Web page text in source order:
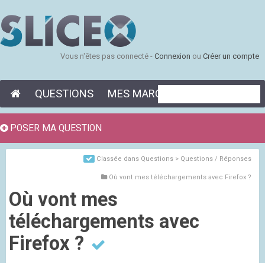
Vous n'êtes pas connecté - Connexion ou Créer un compte
QUESTIONS MES MARQUE-PAGES
Classée dans Questions > Questions / Réponses
Où vont mes téléchargements avec Firefox ?
Où vont mes
téléchargements avec
Firefox ?
POSER MA QUESTION